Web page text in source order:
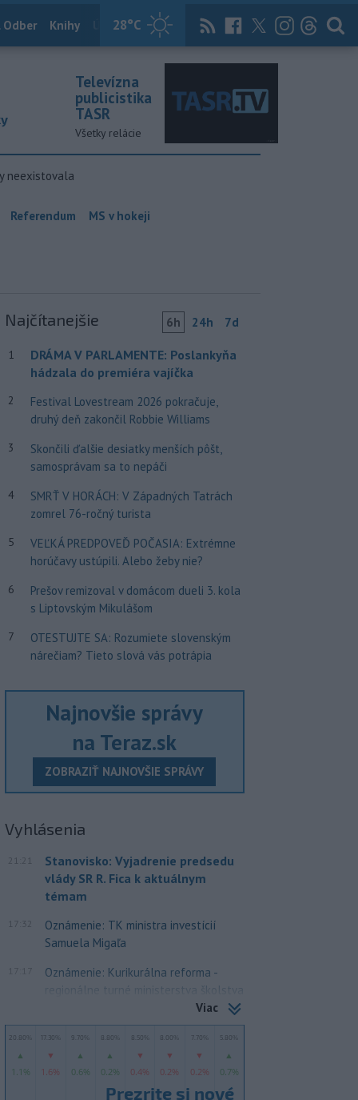
28°C
Odber Knihy Útulkovo Magazín News Now Archív
Televízna
publicistika
TASR
Všetky relácie
neexistovala
Referendum MS v hokeji
Najčítanejšie 6h 24h 7d
1
DRÁMA V PARLAMENTE: Poslankyňa
hádzala do premiéra vajíčka
2
Festival Lovestream 2026 pokračuje,
druhý deň zakončil Robbie Williams
3
Skončili ďalšie desiatky menších pôšt,
samosprávam sa to nepáči
4
SMRŤ V HORÁCH: V Západných Tatrách
zomrel 76-ročný turista
5
VEĽKÁ PREDPOVEĎ POČASIA: Extrémne
horúčavy ustúpili. Alebo žeby nie?
6
Prešov remizoval v domácom dueli 3. kola
s Liptovským Mikulášom
7
OTESTUJTE SA: Rozumiete slovenským
nárečiam? Tieto slová vás potrápia
Najnovšie správy
na Teraz.sk
ZOBRAZIŤ NAJNOVŠIE SPRÁVY
Vyhlásenia
21:21
Stanovisko: Vyjadrenie predsedu
vlády SR R. Fica k aktuálnym
témam
17:32
Oznámenie: TK ministra investícií
Samuela Migaľa
Oznámenie: Kurikurálna reforma -
regionálne turné ministerstva školstva
Viac